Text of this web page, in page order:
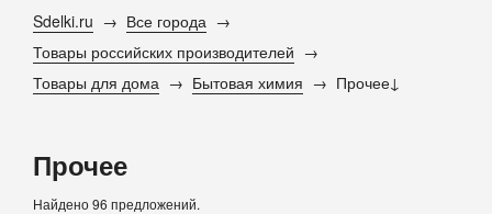
Sdelki.ru
Все города
Товары российских производителей
Товары для дома
Бытовая химия Прочее
Прочее
Найдено 96 предложений.